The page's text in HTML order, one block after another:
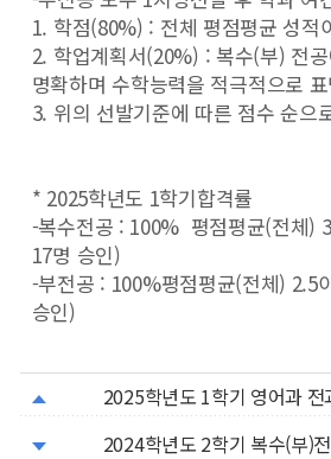
1. 학점(80%) : 전체 평점평균 성적
2. 학업계획서(20%) : 복수(부) 전
명확하며 수학능력을 적극적으로
3. 위의 선발기준에 따른 점수 순으
* 2025학년도 1학기합격률
-복수전공 : 100% 평점평균(전체)
17명 승인)
-부전공 : 100%평점평균(전체) 2.5
승인)
2025학년도 1학기 영어과 전
2024학년도 2학기 복수(부)